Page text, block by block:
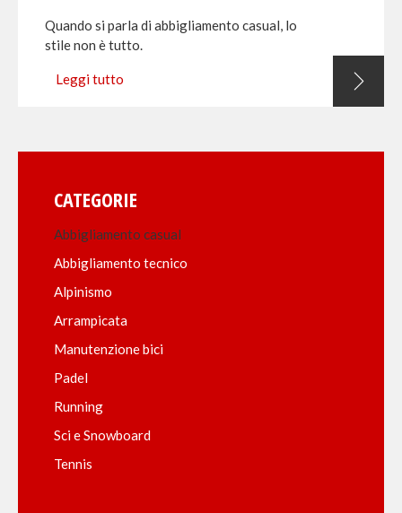
Quando si parla di abbigliamento casual, lo
stile non è tutto.
Leggi tutto
CATEGORIE
Abbigliamento casual
Abbigliamento tecnico
Alpinismo
Arrampicata
Manutenzione bici
Padel
Running
Sci e Snowboard
Tennis